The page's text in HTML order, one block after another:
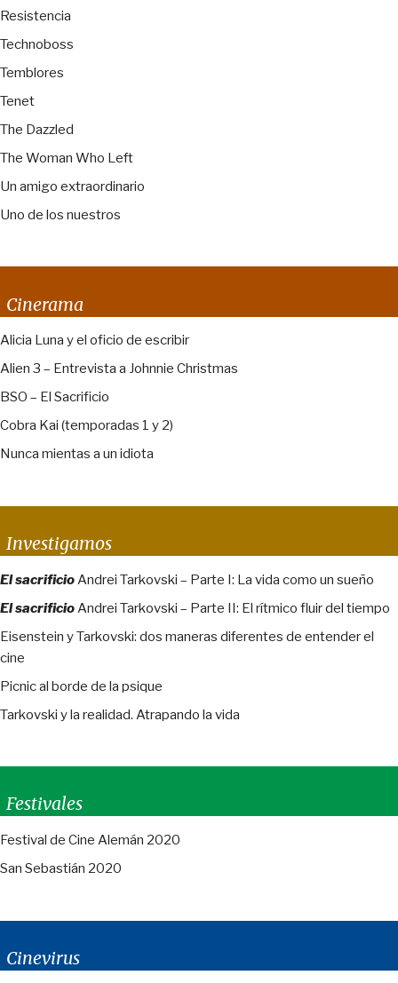
Resistencia
Technoboss
Temblores
Tenet
The Dazzled
The Woman Who Left
Un amigo extraordinario
Uno de los nuestros
Cinerama
Alicia Luna y el oficio de escribir
Alien 3 – Entrevista a Johnnie Christmas
BSO – El Sacrificio
Cobra Kai (temporadas 1 y 2)
Nunca mientas a un idiota
Investigamos
El sacrificioAndrei Tarkovski – Parte I: La vida como un sueño
El sacrificioAndrei Tarkovski – Parte II: El rítmico fluir del tiempo
Eisenstein y Tarkovski: dos maneras diferentes de entender el
cine
Picnic al borde de la psique
Tarkovski y la realidad. Atrapando la vida
Festivales
Festival de Cine Alemán 2020
San Sebastián 2020
Cinevirus